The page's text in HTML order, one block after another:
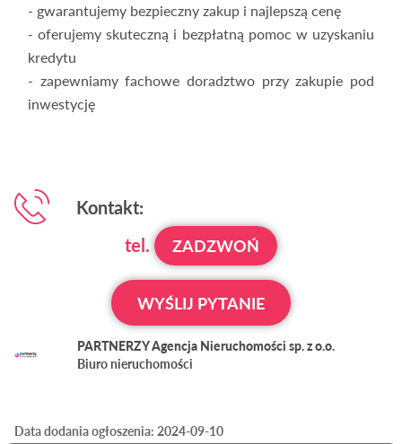
- gwarantujemy bezpieczny zakup i najlepszą cenę
- oferujemy skuteczną i bezpłatną pomoc w uzyskaniu
kredytu
- zapewniamy fachowe doradztwo przy zakupie pod
inwestycję
Kontakt:
tel.
ZADZWOŃ
WYŚLIJ PYTANIE
PARTNERZY Agencja Nieruchomości sp. z o.o.
Biuro nieruchomości
Data dodania ogłoszenia: 2024-09-10